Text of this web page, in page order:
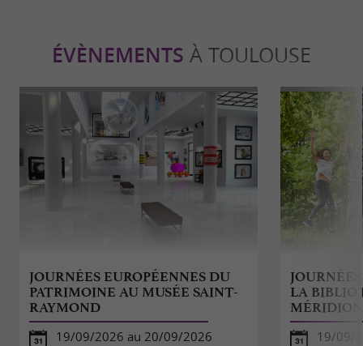
ÉVÈNEMENTS À TOULOUSE
JOURNÉES EUROPÉENNES DU
PATRIMOINE AU MUSÉE SAINT-
RAYMOND
19/09/2026 au 20/09/2026
LA
19/09/